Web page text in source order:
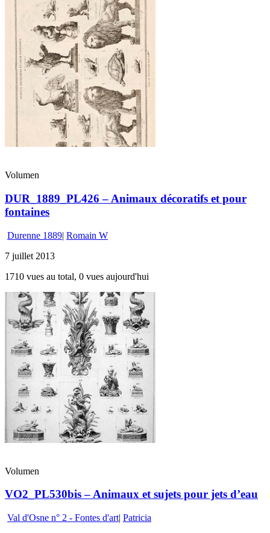
Volumen
DUR_1889_PL426 – Animaux décoratifs et pour
fontaines
Durenne 1889| Romain W
7 juillet 2013
1710 vues au total, 0 vues aujourd'hui
Volumen
VO2_PL530bis – Animaux et sujets pour jets d’eau
Val d'Osne n° 2 - Fontes d'art| Patricia